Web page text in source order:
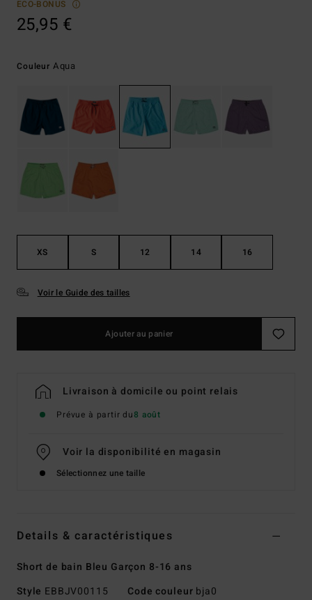
ECO-BONUS
25,95 €
Couleur Aqua
XS S 12 14 16
Voir le Guide des tailles
Ajouter au panier
Livraison à domicile ou point relais
Prévue à partir du8 août
Voir la disponibilité en magasin
Sélectionnez une taille
Details & caractéristiques
Short de bain Bleu Garçon 8-16 ans
Style EBBJV00115 Code couleur bja0